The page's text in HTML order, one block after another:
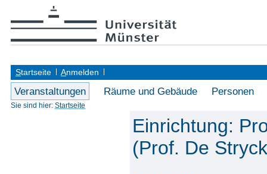
Startseite Anmelden
Veranstaltungen Räume und Gebäude Personen
Sie sind hier: Startseite
Einrichtung:
(Prof. De